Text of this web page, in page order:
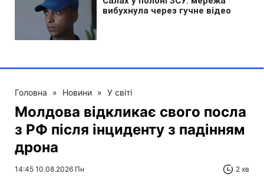
Головна » Новини » У світі
Молдова відкликає свого посла
з РФ після інциденту з падінням
дрона
14:45 10.08.2026 Пн 2 хв